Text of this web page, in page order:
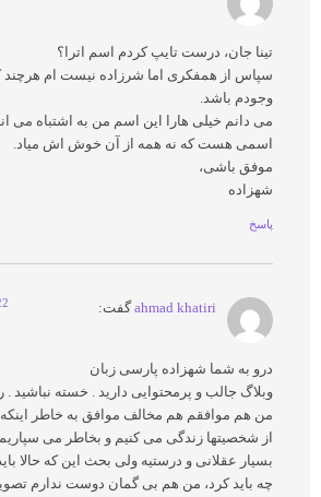
تینا جان، درست تایپ کردم اسم اترا؟
سپاس از همفکری اما شرزاده نیست ام
وجودم باشد.
می دانم خیلی هارا این اسم من به اشتباه می
اسمی هست که نه همه از آن خوش اش میاد.
موفق باشی،
شهزاده
پاسخ
ahmad khatiri گفت:
درو به شما شهزاده پارسی زبان
وبلاگ جالب و پرمحتوایی دارید . خسته
من هم موافقم هم مخالف موافق به خاطر اینکه
از شخصیتها زندگی می کنیم و بخاطر می
بسیار عقلانی و درستیه ولی بحث این که حالا
چه باید کرد، من هم بی گمان دوست ندارم